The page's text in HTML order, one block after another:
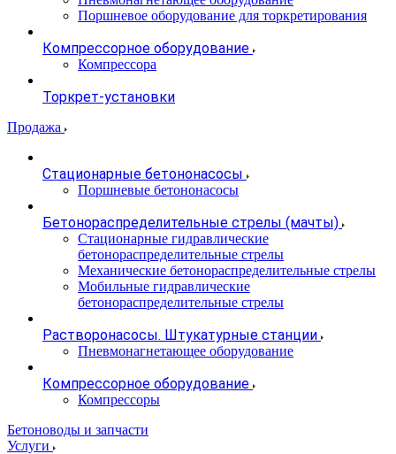
Поршневое оборудование для торкретирования
Компрессорное оборудование
Компрессора
Торкрет-установки
Продажа
Стационарные бетононасосы
Поршневые бетононасосы
Бетонораспределительные стрелы (мачты)
Стационарные гидравлические
бетонораспределительные стрелы
Механические бетонораспределительные стрелы
Мобильные гидравлические
бетонораспределительные стрелы
Растворонасосы. Штукатурные станции
Пневмонагнетающее оборудование
Компрессорное оборудование
Компрессоры
Бетоноводы и запчасти
Услуги